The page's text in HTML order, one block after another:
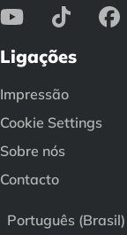
Ligações
Impressão
Cookie Settings
Sobre nós
Contacto
Português (Brasil)